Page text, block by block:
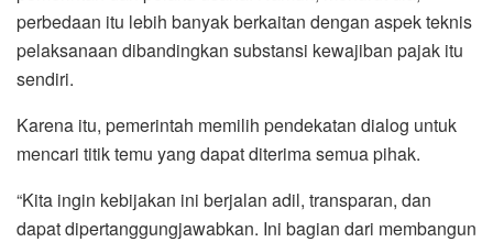
perbedaan itu lebih banyak berkaitan dengan aspek teknis
pelaksanaan dibandingkan substansi kewajiban pajak itu
sendiri.
Karena itu, pemerintah memilih pendekatan dialog untuk
mencari titik temu yang dapat diterima semua pihak.
“Kita ingin kebijakan ini berjalan adil, transparan, dan
dapat dipertanggungjawabkan. Ini bagian dari membangun